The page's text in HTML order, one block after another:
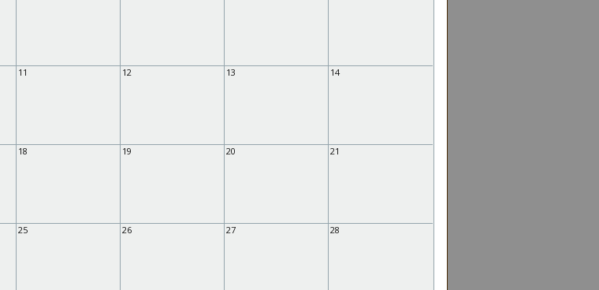
11 12 13 14
18 19 20 21
25 26 27 28